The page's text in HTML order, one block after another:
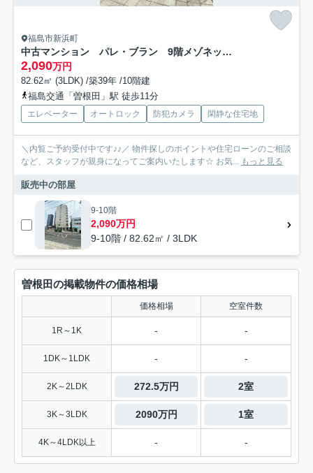
福島市新浜町
中古マンション パレ・ブラン 9階メゾネットタイプ 眺望良好
2,090万円
82.62㎡ (3LDK) /築39年 /10階建
福島交通「曽根田」駅 徒歩11分
エレベーター オートロック 防犯カメラ 閑静な住宅地
＼内覧ご予約受付中です♪♪／ 物件探しのポイントや住宅ローンのご相談
など、スタッフが親身になってご案内いたします☆ お気... もっと見る
販売中の部屋
9-10階
2,090万円
9-10階 / 82.62㎡ / 3LDK
曽根田の掲載物件の価格相場
価格相場 空室件数
1R～1K - -
1DK～1LDK - -
2K～2LDK 272.5万円 2室
3K～3LDK 2090万円 1室
4K～4LDK以上 - -